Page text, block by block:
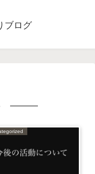
ブログ